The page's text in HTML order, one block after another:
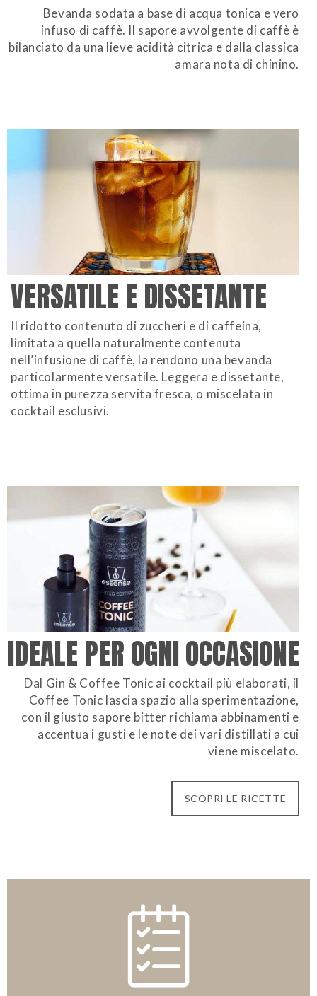
Bevanda sodata a base di acqua tonica e vero
infuso di caffè. Il sapore avvolgente di caffè è
bilanciato da una lieve acidità citrica e dalla classica
amara nota di chinino.
VERSATILE E DISSETANTE
Il ridotto contenuto di zuccheri e di caffeina,
limitata a quella naturalmente contenuta
nell’infusione di caffè, la rendono una bevanda
particolarmente versatile. Leggera e dissetante,
ottima in purezza servita fresca, o miscelata in
cocktail esclusivi.
IDEALE PER OGNI OCCASIONE
Dal Gin & Coffee Tonic ai cocktail più elaborati, il
Coffee Tonic lascia spazio alla sperimentazione,
con il giusto sapore bitter richiama abbinamenti e
accentua i gusti e le note dei vari distillati a cui
viene miscelato.
SCOPRI LE RICETTE